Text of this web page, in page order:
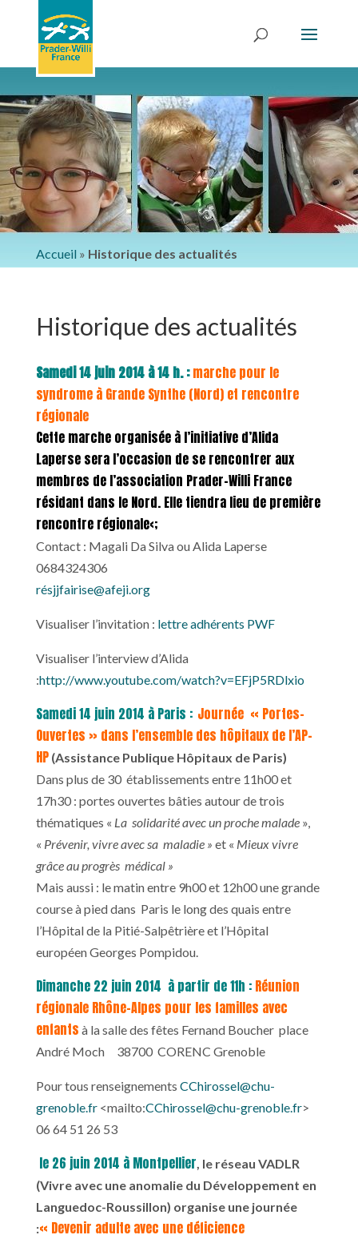
Accueil » Historique des actualités
Historique des actualités
Samedi 14 juin 2014 à 14 h. :marche pour le
syndrome à Grande Synthe (Nord) et rencontre
régionale
Cette marche organisée à l’initiative d’Alida
Laperse sera l’occasion de se rencontrer aux
membres de l’association Prader-Willi France
résidant dans le Nord. Elle tiendra lieu de première
rencontre régionale<;
Contact : Magali Da Silva ou Alida Laperse
0684324306
résjjfairise@afeji.org
Visualiser l’invitation : lettre adhérents PWF
Visualiser l’interview d’Alida
:http://www.youtube.com/watch?v=EFjP5RDlxio
Samedi 14 juin 2014 à Paris : Journée « Portes-
Ouvertes » dans l’ensemble des hôpitaux de l’AP-
HP(Assistance Publique Hôpitaux de Paris)
Dans plus de 30 établissements entre 11h00 et
17h30 : portes ouvertes bâties autour de trois
thématiques « La solidarité avec un proche malade»,
« Prévenir, vivre avec sa maladie » et « Mieux vivre
grâce au progrès médical »
Mais aussi : le matin entre 9h00 et 12h00 une grande
course à pied dans Paris le long des quais entre
l’Hôpital de la Pitié-Salpêtrière et l’Hôpital
européen Georges Pompidou.
Dimanche 22 juin 2014 à partir de 11h :Réunion
régionale Rhône-Alpes pour les familles avec
enfants à la salle des fêtes Fernand Boucher place
André Moch 38700 CORENC Grenoble
Pour tous renseignements CChirossel@chu-
grenoble.fr<mailto:CChirossel@chu-grenoble.fr>
06 64 51 26 53
le 26 juin 2014 à Montpellier, le réseau VADLR
(Vivre avec une anomalie du Développement en
Languedoc-Roussillon) organise une journée
:« Devenir adulte avec une déficience